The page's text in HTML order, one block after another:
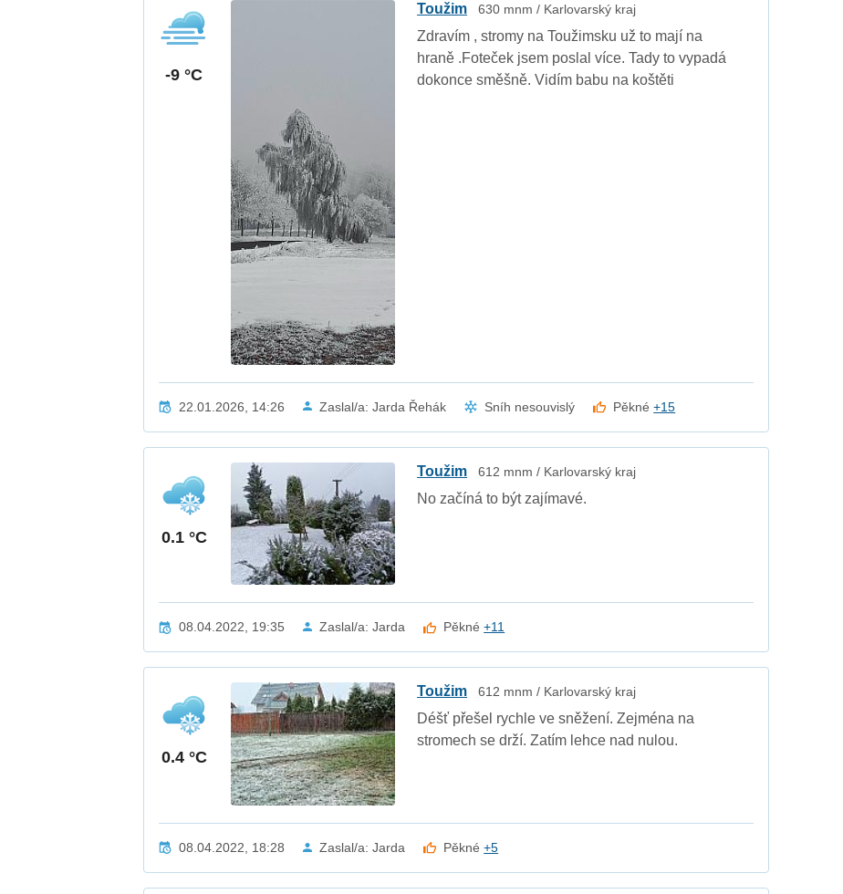
-9 °C
Toužim 630 mnm / Karlovarský kraj
Zdravím , stromy na Toužimsku už to mají na
hraně .Foteček jsem poslal více. Tady to vypadá
dokonce směšně. Vidím babu na koštěti
22.01.2026, 14:26 Zaslal/a: Jarda Řehák Sníh nesouvislý Pěkné+15
0.1 °C
Toužim 612 mnm / Karlovarský kraj
No začíná to být zajímavé.
08.04.2022, 19:35 Zaslal/a: Jarda Pěkné+11
0.4 °C
Toužim 612 mnm / Karlovarský kraj
Déšť přešel rychle ve sněžení. Zejména na
stromech se drží. Zatím lehce nad nulou.
08.04.2022, 18:28 Zaslal/a: Jarda Pěkné+5